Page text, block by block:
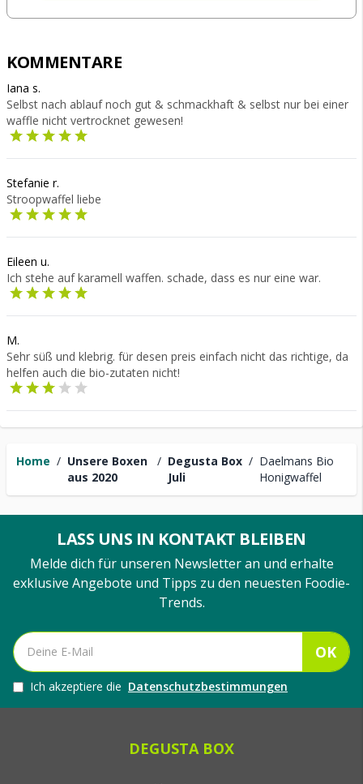
Home / Unsere Boxen
aus 2020
/ Degusta Box
Juli
/ Daelmans Bio
Honigwaffel
KOMMENTARE
Iana s.
Selbst nach ablauf noch gut & schmackhaft & selbst nur bei einer
waffle nicht vertrocknet gewesen!
Stefanie r.
Stroopwaffel liebe
Eileen u.
Ich stehe auf karamell waffen. schade, dass es nur eine war.
M.
Sehr süß und klebrig. für desen preis einfach nicht das richtige, da
helfen auch die bio-zutaten nicht!
LASS UNS IN KONTAKT BLEIBEN
Melde dich für unseren Newsletter an und erhalte
exklusive Angebote und Tipps zu den neuesten Foodie-
Trends.
OK
Ich akzeptiere die Datenschutzbestimmungen
DEGUSTA BOX